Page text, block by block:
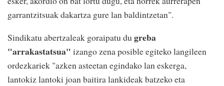
garrantzitsuak dakartza gure lan baldintzetan".
Sindikatu abertzaleak goraipatu du greba
"arrakastatsua" izango zena posible egiteko langileen
ordezkariek "azken asteetan egindako lan eskerga,
lantokiz lantoki joan baitira lankideak batzeko eta